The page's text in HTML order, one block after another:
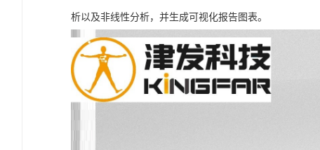
析以及非线性分析，并生成可视化报告图表。